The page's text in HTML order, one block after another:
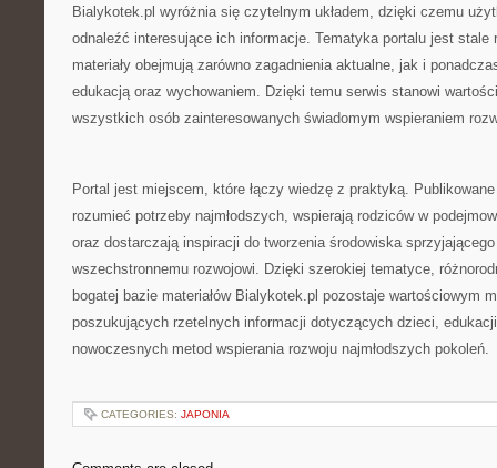
Bialykotek.pl wyróżnia się czytelnym układem, dzięki czemu
odnaleźć interesujące ich informacje. Tematyka portalu jest stale
materiały obejmują zarówno zagadnienia aktualne, jak i
edukacją oraz wychowaniem. Dzięki temu serwis stanowi
wszystkich osób zainteresowanych świadomym wspieraniem
Portal jest miejscem, które łączy wiedzę z praktyką.
rozumieć potrzeby najmłodszych, wspierają rodziców w
oraz dostarczają inspiracji do tworzenia środowiska
wszechstronnemu rozwojowi. Dzięki szerokiej tematyce,
bogatej bazie materiałów Bialykotek.pl pozostaje wartościowym
poszukujących rzetelnych informacji dotyczących dzieci,
nowoczesnych metod wspierania rozwoju najmłodszych pokoleń.
CATEGORIES: JAPONIA